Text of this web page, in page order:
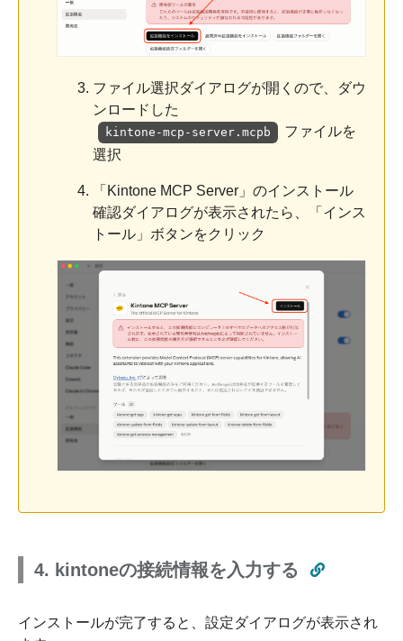
ファイル選択ダイアログが開くので、ダウ
ンロードした
kintone-mcp-server.mcpb
ファイルを
選択
「Kintone MCP Server」のインストール
確認ダイアログが表示されたら、「インス
トール」ボタンをクリック
4. kintoneの接続情報を入力する
インストールが完了すると、設定ダイアログが表示され